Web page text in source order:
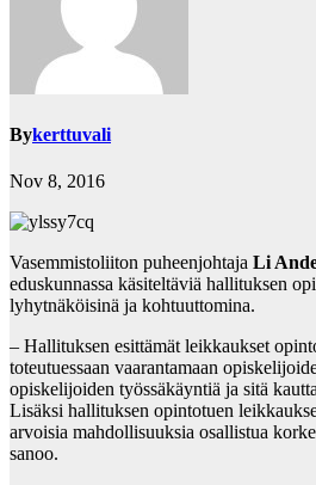
Bykerttuvali
Nov 8, 2016
Vasemmistoliiton puheenjohtaja Li
eduskunnassa käsiteltäviä hallituksen
lyhytnäköisinä ja kohtuuttomina.
– Hallituksen esittämät leikkaukset
toteutuessaan vaarantamaan
opiskelijoiden työssäkäyntiä ja sitä
Lisäksi hallituksen opintotuen
arvoisia mahdollisuuksia osallistua
sanoo.